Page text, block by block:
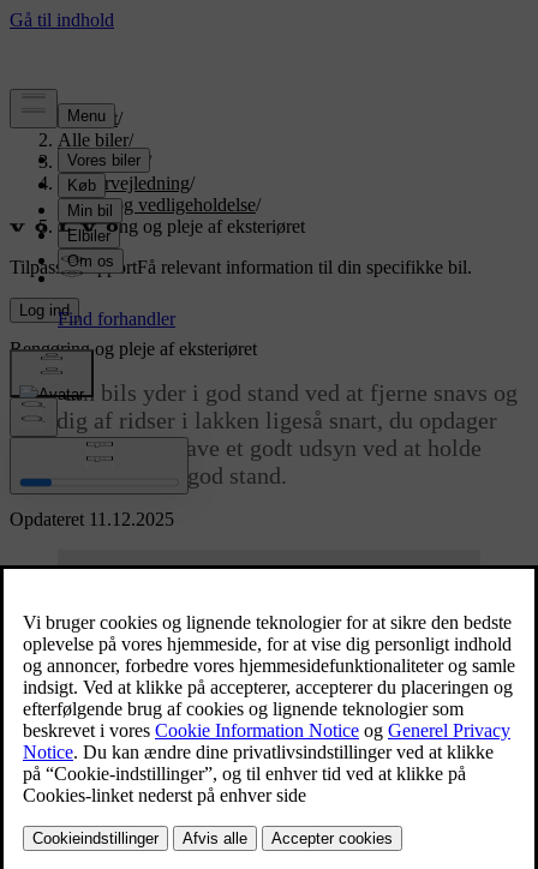
Support/
Alle biler/
EX90 2026 /
Brugervejledning/
Pleje og vedligeholdelse/
Rengøring og pleje af eksteriøret
Tilpasset supportFå relevant information til din specifikke bil.
Log ind
Opdateret 11.12.2025
Rengøring og pleje af eksteriøret
Hold din bils yder i god stand ved at fjerne snavs og
tage dig af ridser i lakken ligeså snart, du opdager
dem. Sørg for at have et godt udsyn ved at holde
vinduesviskerne i god stand.
3
Vask din bil med jævne mellemrum, fyld sprinklervæske på efter
bils ydre handler om mere end bare udseende, det sørger for at holde
din bil i god stand.